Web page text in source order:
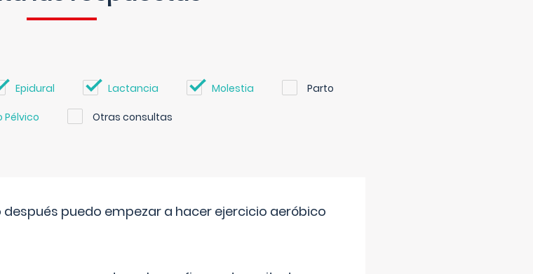
Epidural Lactancia Molestia Parto
Pélvico Otras consultas
puedo empezar a hacer ejercicio aeróbico